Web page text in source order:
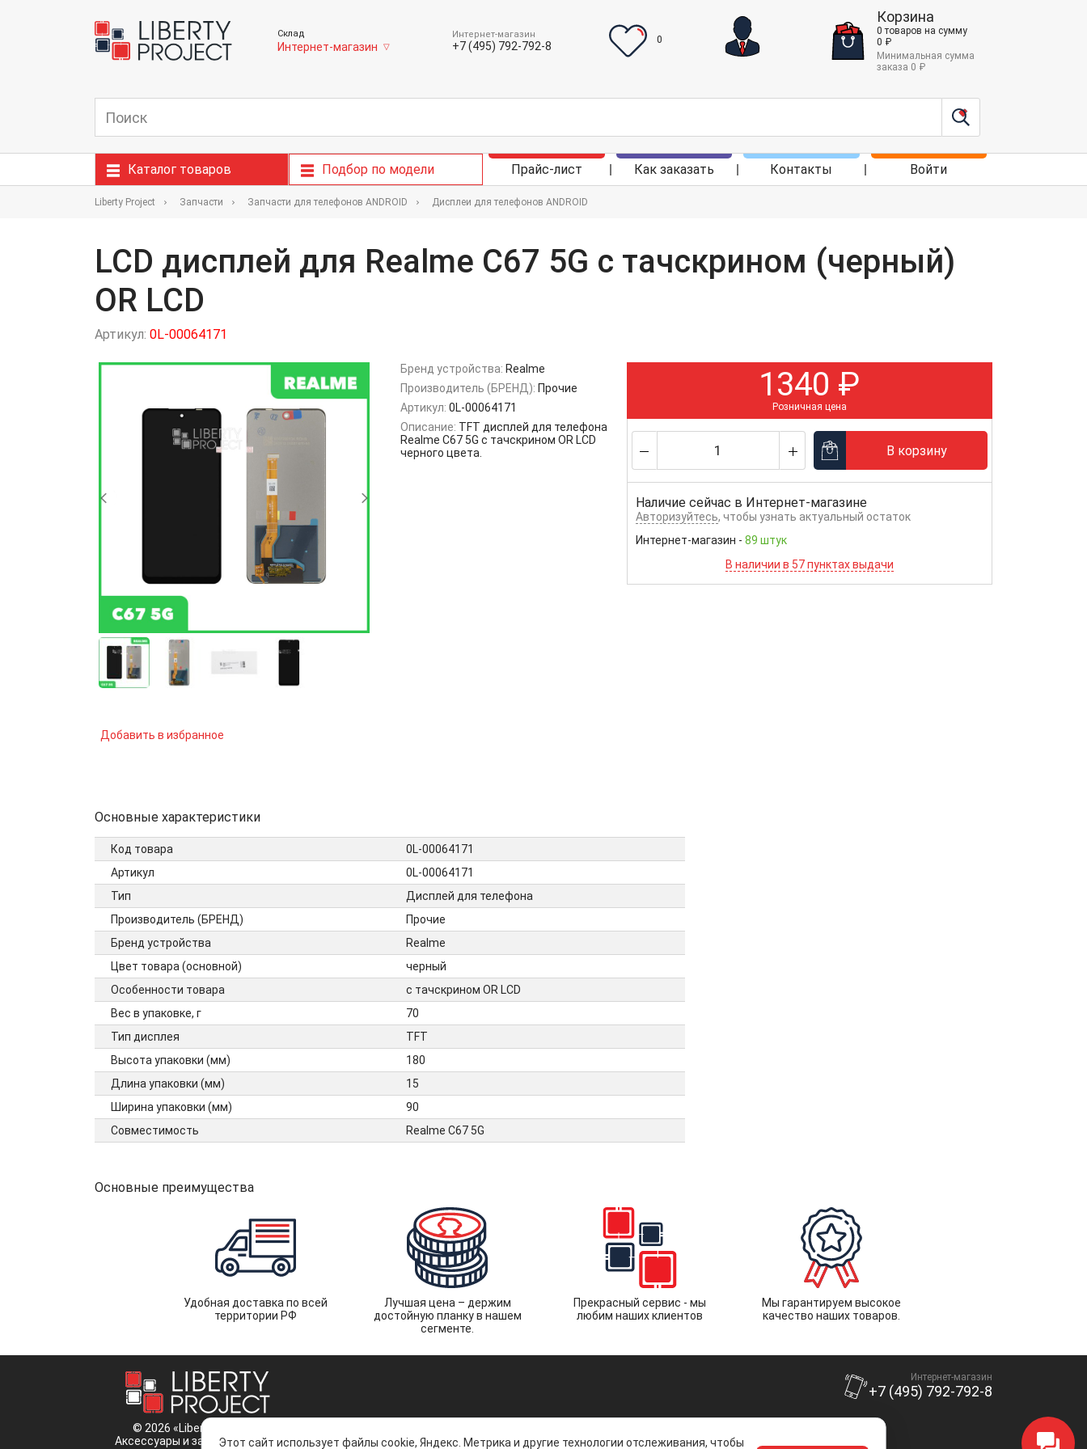
Склад
Интернет-магазин ▽
Интернет-магазин
+7 (495) 792-792-8
0
Корзина
0 товаров на сумму
0 ₽
Минимальная сумма
заказа 0 ₽
Каталог товаров Подбор по модели Прайс-лист Как заказать Контакты Войти
Liberty Project Запчасти Запчасти для телефонов ANDROID Дисплеи для телефонов ANDROID
LCD дисплей для Realme C67 5G с тачскрином (черный)
OR LCD
Артикул: 0L-00064171
Добавить в избранное
Бренд устройства: Realme
Производитель (БРЕНД): Прочие
Артикул: 0L-00064171
Описание: TFT дисплей для телефона
Realme C67 5G с тачскрином OR LCD
черного цвета.
1340 ₽
Розничная цена
В корзину
Наличие сейчас в Интернет-магазине
Авторизуйтесь, чтобы узнать актуальный остаток
Интернет-магазин - 89 штук
В наличии в 57 пунктах выдачи
Основные характеристики
Код товара
0L-00064171
Артикул
0L-00064171
Тип
Дисплей для телефона
Производитель (БРЕНД)
Прочие
Бренд устройства
Realme
Цвет товара (основной)
черный
Особенности товара
с тачскрином OR LCD
Вес в упаковке, г
70
Тип дисплея
TFT
Высота упаковки (мм)
180
Длина упаковки (мм)
15
Ширина упаковки (мм)
90
Совместимость
Realme C67 5G
Основные преимущества
Удобная доставка по всей
территории РФ
Лучшая цена – держим
достойную планку в нашем
сегменте.
Прекрасный сервис - мы
любим наших клиентов
Мы гарантируем высокое
качество наших товаров.
© 2026 «Liberty Project».
Аксессуары и запчасти оптом.
Интернет-магазин
+7 (495) 792-792-8
Этот сайт использует файлы cookie, Яндекс. Метрика и другие технологии отслеживания, чтобы